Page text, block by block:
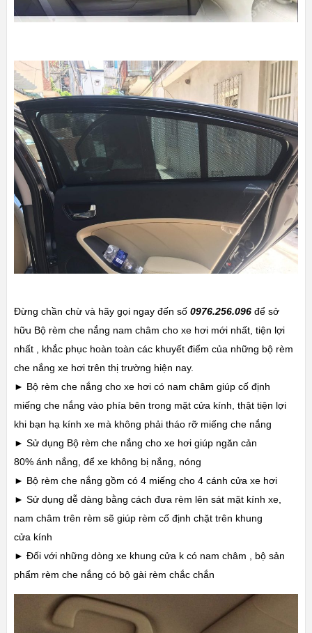
Đừng chần chừ và hãy gọi ngay đến số 0976.256.096để sở
hữu Bộ rèm che nắng nam châm cho xe hơi mới nhất, tiện lợi
nhất , khắc phục hoàn toàn các khuyết điểm của những bộ rèm
che nắng xe hơi trên thị trường hiện nay.
► Bộ rèm che nắng cho xe hơi có nam châm giúp cố định
miếng che nắng vào phía bên trong mặt cửa kính, thật tiện lợi
khi bạn hạ kính xe mà không phải tháo rỡ miếng che nắng
► Sử dụng Bộ rèm che nắng cho xe hơi giúp ngăn cản
80% ánh nắng, để xe không bị nắng, nóng
► Bộ rèm che nắng gồm có 4 miếng cho 4 cánh cửa xe hơi
► Sử dụng dễ dàng bằng cách đưa rèm lên sát mặt kính xe,
nam châm trên rèm sẽ giúp rèm cố định chặt trên khung
cửa kính
► Đối với những dòng xe khung cửa k có nam châm , bộ sản
phẩm rèm che nắng có bộ gài rèm chắc chắn